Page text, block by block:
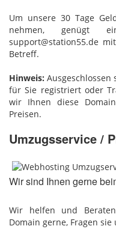
Um unsere 30 Tage
nehmen, genügt
support@station55.de
Betreff.
Hinweis: Ausgeschlossen
für Sie registriert oder
wir Ihnen diese
Preisen.
Umzugsservice /
Wir sind Ihnen gerne
Wir helfen und
Domain gerne, Fragen sie